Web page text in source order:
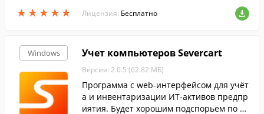
★ ★ ★ ★ ★
★ ★ ★ ★ ★
сходных материалов.
Лицензия: Бесплатно
Windows Учет компьютеров Severcart
Версия: 2.0.5 (62.82 МБ)
Программа с web-интерфейсом для учёт
а и инвентаризации ИТ-активов предпр
иятия. Будет хорошим подспорьем по от